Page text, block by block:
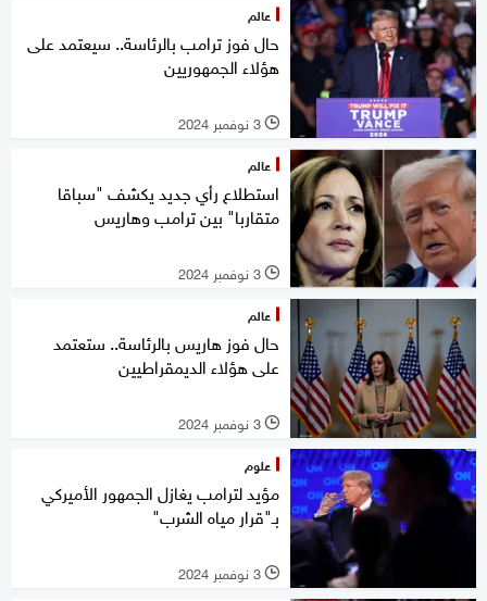
عالم
حال فوز ترامب بالرئاسة.. سيعتمد على
هؤلاء الجمهوريين
l 3 نوفمبر 2024
عالم
استطلاع رأي جديد يكشف "سباقا
متقاربا" بين ترامب وهاريس
l 3 نوفمبر 2024
عالم
حال فوز هاريس بالرئاسة.. ستعتمد
على هؤلاء الديمقراطيين
l 3 نوفمبر 2024
علوم
مؤيد لترامب يغازل الجمهور الأميركي
بـ"قرار مياه الشرب"
l 3 نوفمبر 2024